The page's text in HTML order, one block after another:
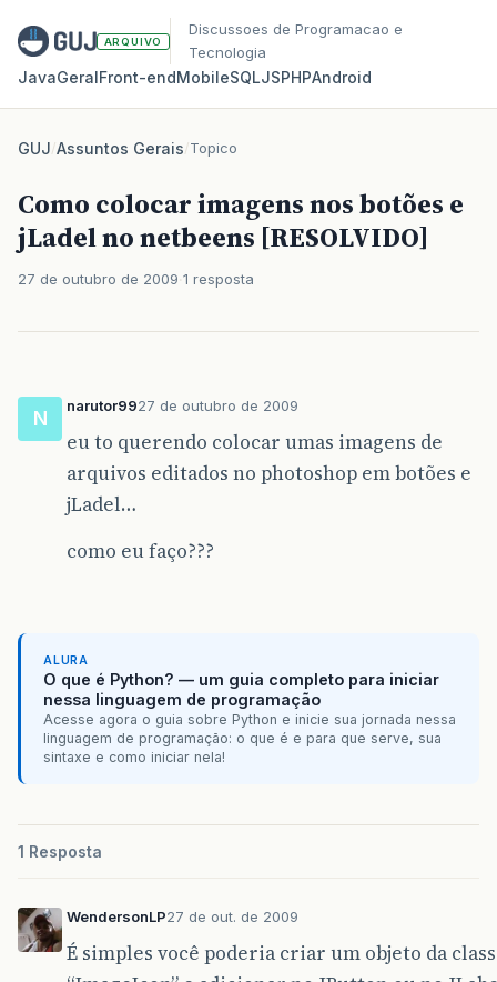
ARQUIVO
Discussoes de Programacao e
Tecnologia
JavaGeralFront‑endMobileSQLJSPHPAndroid
GUJ/Assuntos Gerais/Topico
Como colocar imagens nos botões e
jLadel no netbeens [RESOLVIDO]
27 de outubro de 2009 1 resposta
N
narutor9927 de outubro de 2009
eu to querendo colocar umas imagens de
arquivos editados no photoshop em botões e
jLadel…
como eu faço???
ALURA
O que é Python? — um guia completo para iniciar
nessa linguagem de programação
Acesse agora o guia sobre Python e inicie sua jornada nessa
linguagem de programação: o que é e para que serve, sua
sintaxe e como iniciar nela!
1 Resposta
WendersonLP27 de out. de 2009
É simples você poderia criar um objeto da